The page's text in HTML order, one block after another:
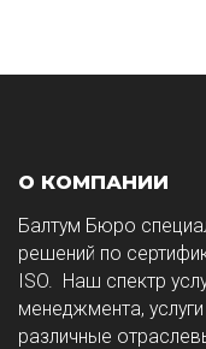
О КОМПАНИИ
Балтум Бюро
решений по
ISO. Наш спектр
менеджмента,
различные